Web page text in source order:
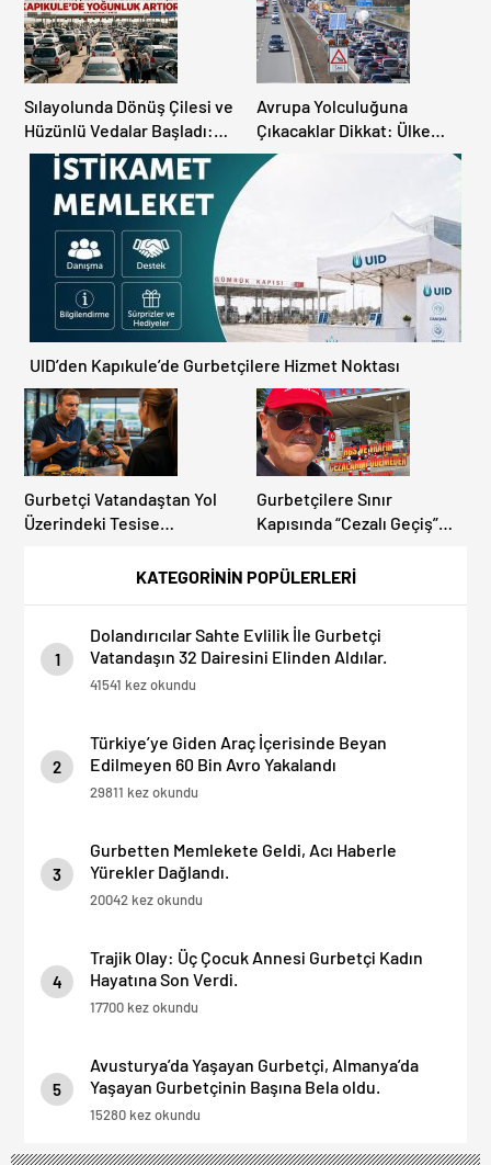
KATEGORİNİN POPÜLERLERİ
1
Dolandırıcılar Sahte Evlilik İle Gurbetçi
Vatandaşın 32 Dairesini Elinden Aldılar.
41541 kez okundu
2
Türkiye’ye Giden Araç İçerisinde Beyan
Edilmeyen 60 Bin Avro Yakalandı
29811 kez okundu
3
Gurbetten Memlekete Geldi, Acı Haberle
Yürekler Dağlandı.
20042 kez okundu
4
Trajik Olay: Üç Çocuk Annesi Gurbetçi Kadın
Hayatına Son Verdi.
17700 kez okundu
5
Avusturya’da Yaşayan Gurbetçi, Almanya’da
Yaşayan Gurbetçinin Başına Bela oldu.
15280 kez okundu
Sılayolunda Dönüş Çilesi ve
Hüzünlü Vedalar Başladı:
Kapıkule’de Yoğunluk
Artıyor!
Avrupa Yolculuğuna
Çıkacaklar Dikkat: Ülke
Ülke Güncel Trafik Kuralları,
Avrupa Otoyol Hız Limitleri
UID’den Kapıkule’de Gurbetçilere Hizmet Noktası
Gurbetçi Vatandaştan Yol
Üzerindeki Tesise
“Hesabınızı Mutlaka Kontrol
Gurbetçilere Sınır
Kapısında “Cezalı Geçiş”
Dışına Çıkamıyor!